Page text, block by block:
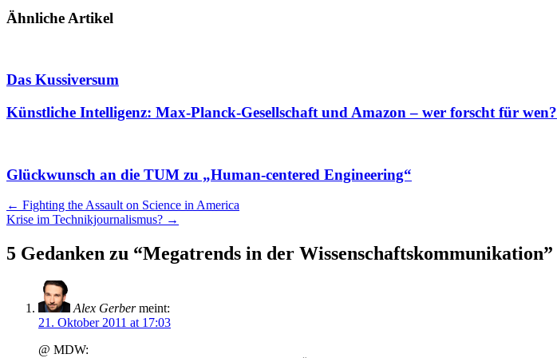
Ähnliche Artikel
Das Kussiversum
Künstliche Intelligenz: Max-Planck-Gesellschaft und Amazon – wer forscht für wen?
Glückwunsch an die TUM zu „Human-centered Engineering“
Artikel
Navigation
← Fighting the Assault on Science in America
Krise im Technikjournalismus? →
5 Gedanken zu “Megatrends in der Wissenschaftskommunikation”
Alex Gerber meint:
21. Oktober 2011 at 17:03
@ MDW: